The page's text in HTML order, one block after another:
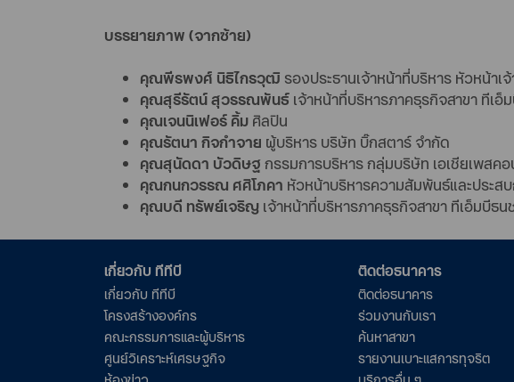
บรรยายภาพ (จากซ้าย)
คุณพีรพงศ์ นิธิไกรวุฒิ รองประธานเจ้าหน้าที่บริหาร หัวหน้าเ
คุณสุรีรัตน์ สุวรรณพันธ์ เจ้าหน้าที่บริหารภาคธุรกิจสาขา ทีเอ็
คุณเจนนิเฟอร์ คิ้ม ศิลปิน
คุณรัตนา กิจกำจาย ผู้บริหาร บริษัท บิ๊กสตาร์ จำกัด
คุณสุนัดดา บัวดิษฐกรรมการบริหาร กลุ่มบริษัท เอเชียเพสค
คุณกนกวรรณ ศศิโภคา หัวหน้าบริหารความสัมพันธ์และประ
คุณบดี ทรัพย์เจริญ เจ้าหน้าที่บริหารภาคธุรกิจสาขา ทีเอ็มบีธน
เกี่ยวกับ ทีทีบี
เกี่ยวกับ ทีทีบี
โครงสร้างองค์กร
คณะกรรมการและผู้บริหาร
ศูนย์วิเคราะห์เศรษฐกิจ
ติดต่อธนาคาร
ติดต่อธนาคาร
ร่วมงานกับเรา
ค้นหาสาขา
รายงานเบาะแสการทุจริต